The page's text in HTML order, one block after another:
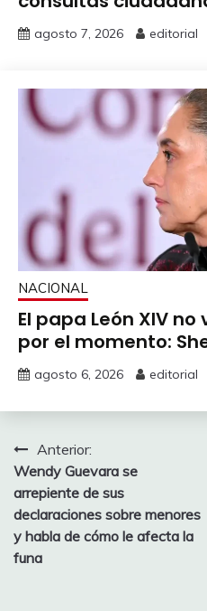
agosto 7, 2026 editorial
NACIONAL
El papa León XIV
por el momento:
agosto 6, 2026 editorial
Navegación
de
entradas
Anterior:
Wendy Guevara se
arrepiente de sus
declaraciones sobre menores
y habla de cómo le afecta la
funa